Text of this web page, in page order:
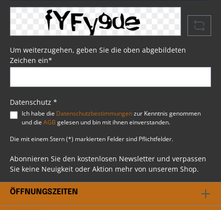
Um weiterzugehen, geben Sie die oben abgebildeten
Zeichen ein*
Datenschutz *
Ich habe die Datenschutzbestimmungenzur Kenntnis genommen
und die AGB gelesen und bin mit ihnen einverstanden.
Die mit einem Stern (*) markierten Felder sind Pflichtfelder.
Abonnieren Sie den kostenlosen Newsletter und verpassen
Sie keine Neuigkeit oder Aktion mehr von unserem Shop.
ÖFFNUNGSZEITEN